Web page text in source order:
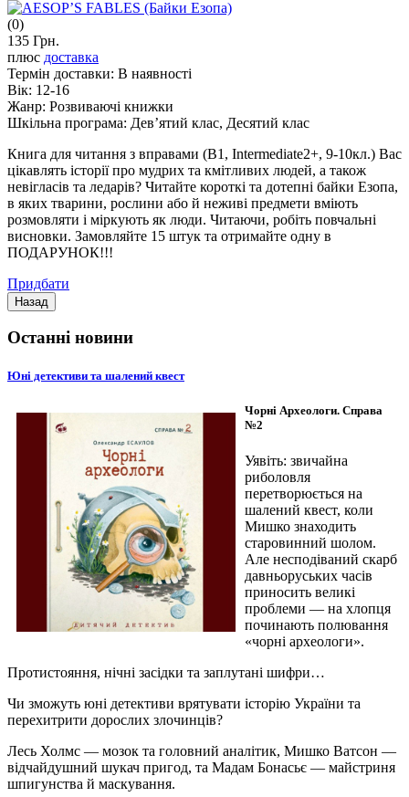
(0)
135 Грн.
плюс доставка
Термін доставки: В наявності
Вік: 12-16
Жанр: Розвиваючі книжки
Шкільна програма: Дев’ятий клас, Десятий клас
Книга для читання з вправами (B1, Intermediate2+, 9-10кл.) Вас
цікавлять історії про мудрих та кмітливих людей, а також
невігласів та ледарів? Читайте короткі та дотепні байки Езопа,
в яких тварини, рослини або й неживі предмети вміють
розмовляти і міркують як люди. Читаючи, робіть повчальні
висновки. Замовляйте 15 штук та отримайте одну в
ПОДАРУНОК!!!
Придбати
Останні новини
Юні детективи та шалений квест
Чорні Археологи. Справа
№2
Уявіть: звичайна
риболовля
перетворюється на
шалений квест, коли
Мишко знаходить
старовинний шолом.
Але несподіваний скарб
давньоруських часів
приносить великі
проблеми — на хлопця
починають полювання
«чорні археологи».
Протистояння, нічні засідки та заплутані шифри…
Чи зможуть юні детективи врятувати історію України та
перехитрити дорослих злочинців?
Лесь Холмс — мозок та головний аналітик, Мишко Ватсон —
відчайдушний шукач пригод, та Мадам Бонасьє — майстриня
шпигунства й маскування.